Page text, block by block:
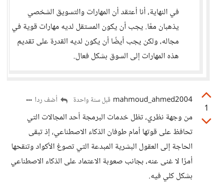
في النهاية، أنا أعتقد أن المهارات والتسويق الشخصي
يذهبان معًا. يجب أن يكون المستقل لديه مهارات قوية في
مجاله، ولكن يجب أيضًا أن يكون لديه القدرة على تقديم
هذه المهارات إلى السوق بشكل فعال.
1
mahmoud_ahmed2004 قبل سنة واحدة أضف ردا
من وجهة نظري، تظل خدمات البرمجة أحد المجالات التي
تحافظ على قوتها أمام طوفان الذكاء الاصطناعي، إذ تبقى
الحاجة إلى العقول البشرية المبدعة التي تصوغ الأكواد وتنقحها
أمرًا لا غنى عنه، بجانب صعوبة الاعتماد على الذكاء الاصطناعي
بشكل كلي فيه.